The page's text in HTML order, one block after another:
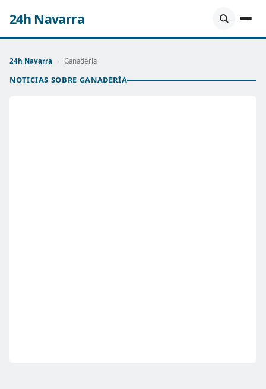
24h Navarra
24h Navarra › Ganadería
NOTICIAS SOBRE GANADERÍA